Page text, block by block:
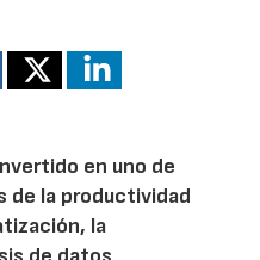
en uno de
de la productividad
la